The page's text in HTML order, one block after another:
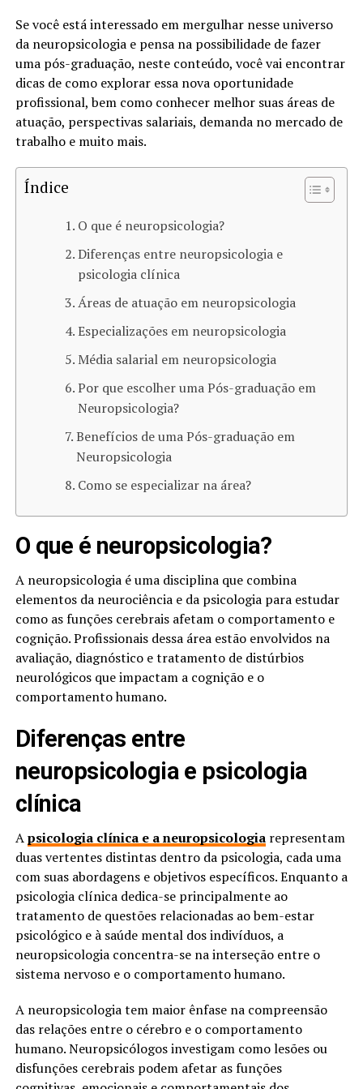
Se você está interessado em mergulhar nesse universo
da neuropsicologia e pensa na possibilidade de fazer
uma pós-graduação, neste conteúdo, você vai encontrar
dicas de como explorar essa nova oportunidade
profissional, bem como conhecer melhor suas áreas de
atuação, perspectivas salariais, demanda no mercado de
trabalho e muito mais.
Índice
O que é neuropsicologia?
Diferenças entre neuropsicologia e
psicologia clínica
Áreas de atuação em neuropsicologia
Especializações em neuropsicologia
Média salarial em neuropsicologia
Por que escolher uma Pós-graduação em
Neuropsicologia?
Benefícios de uma Pós-graduação em
Neuropsicologia
Como se especializar na área?
O que é neuropsicologia?
A neuropsicologia é uma disciplina que combina
elementos da neurociência e da psicologia para estudar
como as funções cerebrais afetam o comportamento e
cognição. Profissionais dessa área estão envolvidos na
avaliação, diagnóstico e tratamento de distúrbios
neurológicos que impactam a cognição e o
comportamento humano.
Diferenças entre
neuropsicologia e psicologia
clínica
Apsicologia clínica e a neuropsicologia representam
duas vertentes distintas dentro da psicologia, cada uma
com suas abordagens e objetivos específicos. Enquanto a
psicologia clínica dedica-se principalmente ao
tratamento de questões relacionadas ao bem-estar
psicológico e à saúde mental dos indivíduos, a
neuropsicologia concentra-se na interseção entre o
sistema nervoso e o comportamento humano.
A neuropsicologia tem maior ênfase na compreensão
das relações entre o cérebro e o comportamento
humano. Neuropsicólogos investigam como lesões ou
disfunções cerebrais podem afetar as funções